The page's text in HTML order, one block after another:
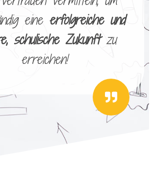
eine erfolgreiche und
schulische Zukunftzu
erreichen!